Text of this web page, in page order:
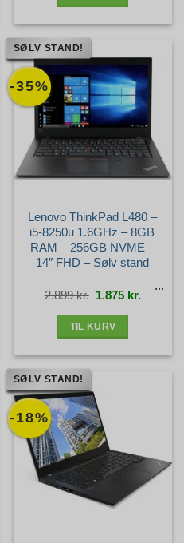
-35%
SØLV STAND!
Lenovo ThinkPad L480 –
i5-8250u 1.6GHz – 8GB
RAM – 256GB NVME –
14″ FHD – Sølv stand
2.899kr. Den
oprindelige
pris
1.875 kr. Den
aktuelle
pris
TIL KURV
-18%
SØLV STAND!